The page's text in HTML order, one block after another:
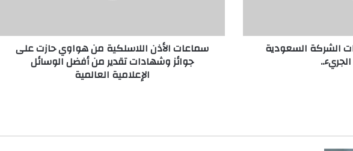
الشركة السعودية
وشهادات
تقديرسماعات الأذن اللاسلكية من هواوي حازت على
جوائز وشهادات تقدير من أفضل الوسائل
الإعلامية العالمية